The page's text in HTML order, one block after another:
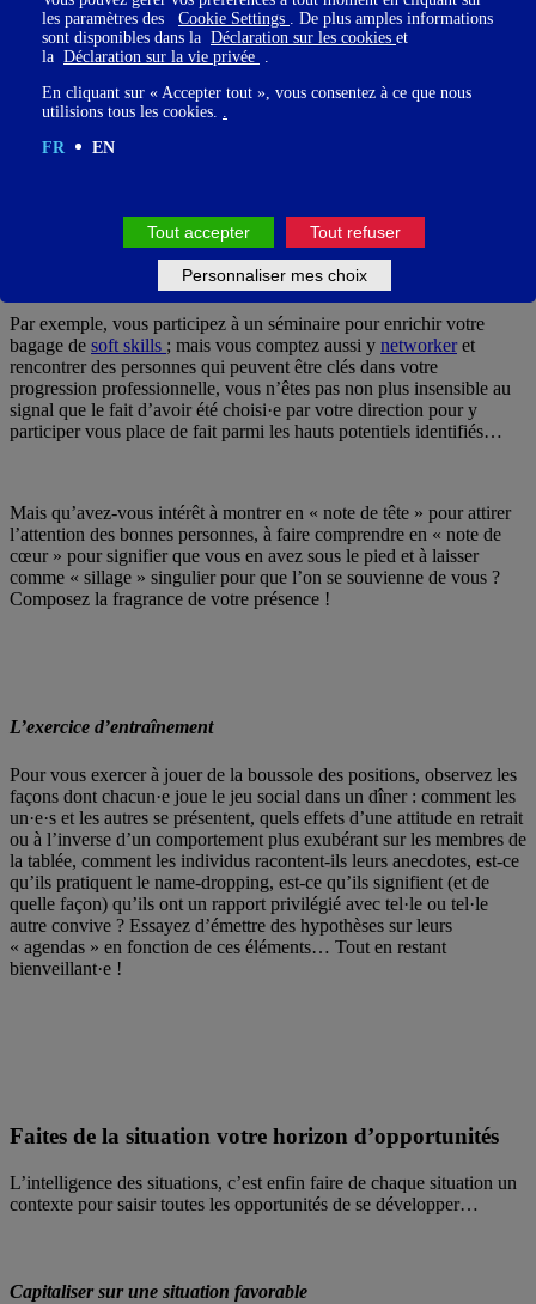
à être conscient·e de ce qui vous anime dans la relation, de façon à
maîtriser au mieux l’intensité des signaux que vous envoyez.
Par exemple, vous participez à un séminaire pour enrichir votre
bagage de soft skills ; mais vous comptez aussi y networkeret
rencontrer des personnes qui peuvent être clés dans votre
progression professionnelle, vous n’êtes pas non plus insensible au
signal que le fait d’avoir été choisi·e par votre direction pour y
participer vous place de fait parmi les hauts potentiels identifiés…
Mais qu’avez-vous intérêt à montrer en « note de tête » pour attirer
l’attention des bonnes personnes, à faire comprendre en « note de
cœur » pour signifier que vous en avez sous le pied et à laisser
comme « sillage » singulier pour que l’on se souvienne de vous ?
Composez la fragrance de votre présence !
L’exercice d’entraînement
Pour vous exercer à jouer de la boussole des positions, observez les
façons dont chacun·e joue le jeu social dans un dîner : comment les
un·e·s et les autres se présentent, quels effets d’une attitude en retrait
ou à l’inverse d’un comportement plus exubérant sur les membres de
la tablée, comment les individus racontent-ils leurs anecdotes, est-ce
qu’ils pratiquent le name-dropping, est-ce qu’ils signifient (et de
quelle façon) qu’ils ont un rapport privilégié avec tel·le ou tel·le
autre convive ? Essayez d’émettre des hypothèses sur leurs
« agendas » en fonction de ces éléments… Tout en restant
bienveillant·e !
Faites de la situation votre horizon d’opportunités
L’intelligence des situations, c’est enfin faire de chaque situation un
contexte pour saisir toutes les opportunités de se développer…
Capitaliser sur une situation favorable
les paramètres des Cookie Settings
. De plus amples informations
sont disponibles dans la Déclaration sur les cookies et
la Déclaration sur la vie privée
En cliquant sur « Accepter tout », vous consentez à ce que nous
utilisions tous les cookies.
FR
EN
Tout accepter Tout refuser
Personnaliser mes choix